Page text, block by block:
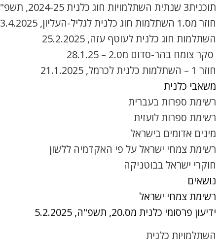
תוכנית3 שנתית השתלמויות חוג כלנית 2024-25, תשפ"ה
חוזר מס.1 השתלמות חוג כלנית לגליל-העליון, 3.4.2025
השתלמות חוג כלנית לעוטף עזה, 25.2.2025
סקר צומח בהר-סדום מס.2 – 28.1.25
חוזר 1 – השתלמות כלנית לכרמל, 21.1.2025
משאבי כלנית
רשימת ספרות בעברית
רשימת ספרות לועזית
מינים אדומים בישראל
רשימת צמחי ישראל על פי האקדמיה ללשון
חוקרי ישראל בבוטניקה
נושאים
רשימת צמחי ישראל
ידיעון פרסומי כלנית מס.20, תשפ"ה, 5.2.2025
השתלמויות כלנית